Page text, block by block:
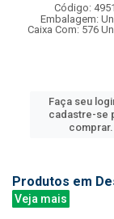
Código:
Embalagem:
Caixa Com: 576
Faça seu
cadastre-se
comprar.
Produtos em
Veja mais